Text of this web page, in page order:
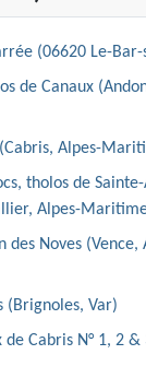
(06620 Le-Bar-
de Canaux
Alpes-
tholos de
Alpes-
des Noves (Vence,
(Brignoles, Var)
de Cabris N° 1, 2 &